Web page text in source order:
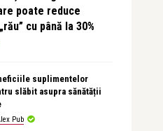
poate reduce
cu până la 30%
suplimentelor
slăbit asupra sănătății
Pub